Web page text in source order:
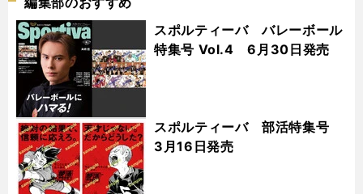
スポルティーバ バレーボール
特集号 Vol.4 6月30日発売
スポルティーバ 部活特集号
3月16日発売